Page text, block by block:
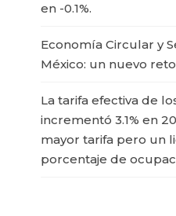
en -0.1%.
Economía Circular y
México: un nuevo
La tarifa efectiva de
incrementó 3.1% en
mayor tarifa pero un
porcentaje de